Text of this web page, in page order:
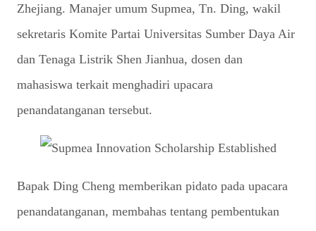
Zhejiang. Manajer umum Supmea, Tn. Ding, wakil
sekretaris Komite Partai Universitas Sumber Daya Air
dan Tenaga Listrik Shen Jianhua, dosen dan
mahasiswa terkait menghadiri upacara
penandatanganan tersebut.
Bapak Ding Cheng memberikan pidato pada upacara
penandatanganan, membahas tentang pembentukan